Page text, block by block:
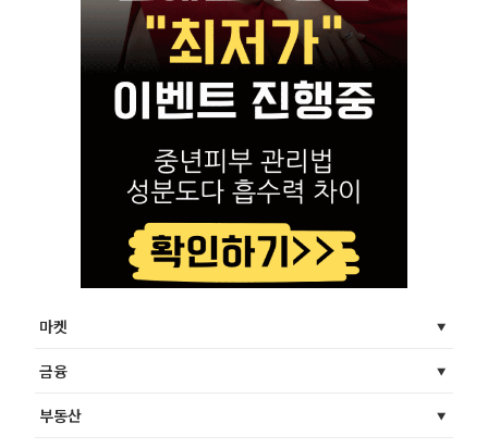
마켓
금융
부동산